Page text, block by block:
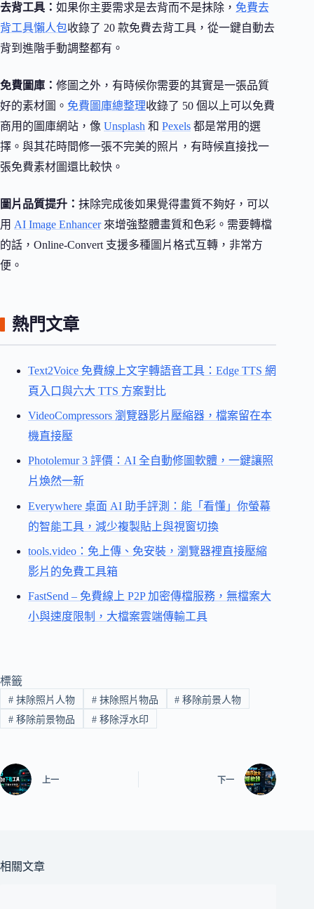
去背工具： 如果你主要需求是去背而不是抹除， 免費去
背工具懶人包收錄了 20 款免費去背工具，從一鍵自動去
背到進階手動調整都有。
免費圖庫： 修圖之外，有時候你需要的其實是一張品質
好的素材圖。 免費圖庫總整理收錄了 50 個以上可以免費
商用的圖庫網站，像 Unsplash 和 Pexels 都是常用的選
擇。與其花時間修一張不完美的照片，有時候直接找一
張免費素材圖還比較快。
圖片品質提升： 抹除完成後如果覺得畫質不夠好，可以
用 AI Image Enhancer來增強整體畫質和色彩。需要轉檔
的話，Online-Convert 支援多種圖片格式互轉，非常方
便。
熱門文章
Text2Voice 免費線上文字轉語音工具：Edge TTS 網
頁入口與六大 TTS 方案對比
VideoCompressors 瀏覽器影片壓縮器，檔案留在本
機直接壓
Photolemur 3 評價：AI 全自動修圖軟體，一鍵讓照
片煥然一新
Everywhere 桌面 AI 助手評測：能「看懂」你螢幕
的智能工具，減少複製貼上與視窗切換
tools.video：免上傳、免安裝，瀏覽器裡直接壓縮
影片的免費工具箱
FastSend – 免費線上 P2P 加密傳檔服務，無檔案大
小與速度限制，大檔案雲端傳輸工具
標籤
#抹除照片人物 #抹除照片物品 # 移除前景人物
#移除前景物品 #移除浮水印
上一 下一
相關文章